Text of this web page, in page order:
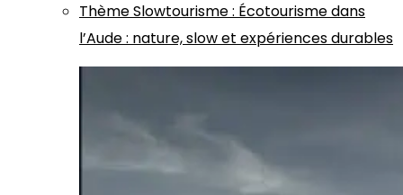
ThèmeSlowtourisme: Écotourisme dans
l’Aude : nature, slow et expériences durables